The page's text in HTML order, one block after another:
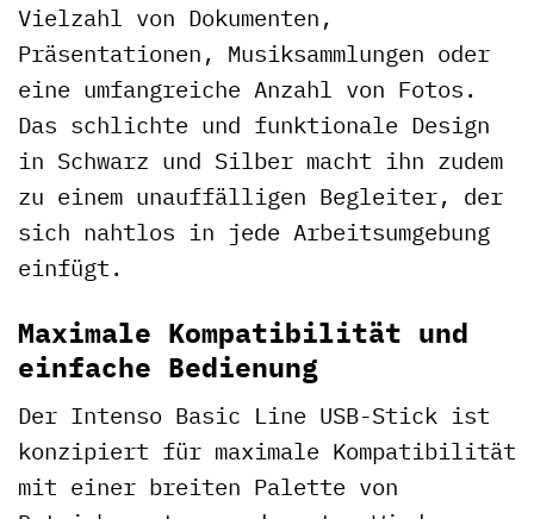
Vielzahl von Dokumenten,
Präsentationen, Musiksammlungen oder
eine umfangreiche Anzahl von Fotos.
Das schlichte und funktionale Design
in Schwarz und Silber macht ihn zudem
zu einem unauffälligen Begleiter, der
sich nahtlos in jede Arbeitsumgebung
einfügt.
Maximale Kompatibilität und
einfache Bedienung
Der Intenso Basic Line USB-Stick ist
konzipiert für maximale Kompatibilität
mit einer breiten Palette von